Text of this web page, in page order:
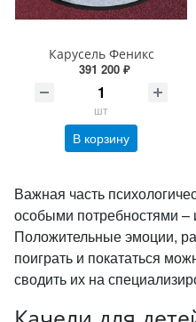
Карусель Феникс
391 200 ₽
шт
В корзину
Важная часть
особыми потребностями –
Положительные эмоции,
поиграть и покататься
сводить их на